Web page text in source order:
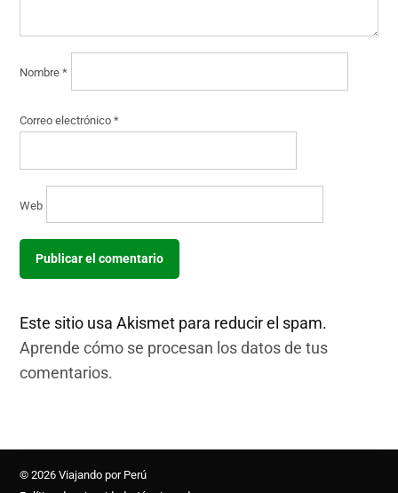
Nombre*
Correo electrónico*
Web
Este sitio usa Akismet para reducir el spam.
Aprende cómo se procesan los datos de tus
comentarios.
© 2026 Viajando por Perú